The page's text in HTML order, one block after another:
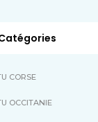
CORSE
OCCITANIE